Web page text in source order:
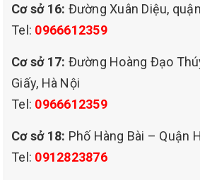
Cơ sở 16: Đường Xuân Diệu,
Tel: 0966612359
Cơ sở 17: Đường Hoàng Đạo
Giấy, Hà Nội
Tel: 0966612359
Cơ sở 18: Phố Hàng Bài – Quận
Tel: 0912823876